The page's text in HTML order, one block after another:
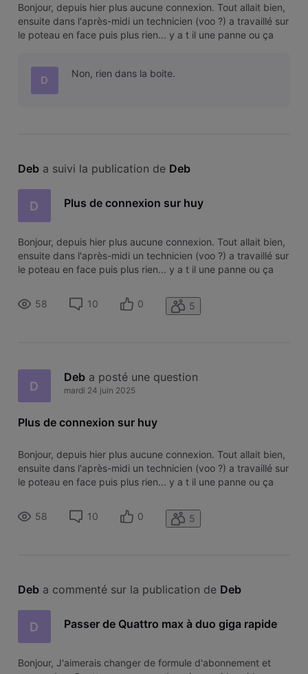
Bonjour, depuis hier plus aucune connexion. Tout allait bien,
ensuite dans l'après-midi un technicien (voo ?) a travaillé sur
le poteau en face puis plus rien... y a t il une panne ou ça
D
Non, rien dans la boite.
Deb a suivi la publication de Deb
D Plus de connexion sur huy
Bonjour, depuis hier plus aucune connexion. Tout allait bien,
ensuite dans l'après-midi un technicien (voo ?) a travaillé sur
le poteau en face puis plus rien... y a t il une panne ou ça
58
10 0 5
D
Deb a posté une question
mardi 24 juin 2025
Plus de connexion sur huy
Bonjour, depuis hier plus aucune connexion. Tout allait bien,
ensuite dans l'après-midi un technicien (voo ?) a travaillé sur
le poteau en face puis plus rien... y a t il une panne ou ça
58
10 0 5
Deb a commenté sur la publication de Deb
D Passer de Quattro max à duo giga rapide
Bonjour, J'aimerais changer de formule d'abonnement et